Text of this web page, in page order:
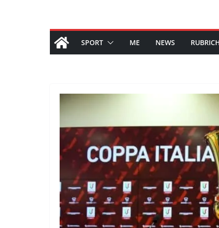
SPORT ME NEWS